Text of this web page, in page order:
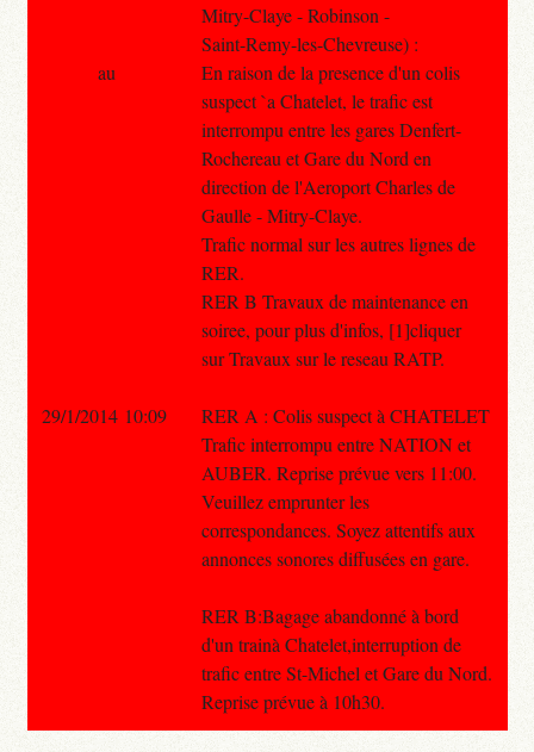
Mitry-Claye - Robinson -
Saint-Remy-les-Chevreuse) :
En raison de la presence d'un colis
suspect `a Chatelet, le trafic est
interrompu entre les gares Denfert-
Rochereau et Gare du Nord en
direction de l'Aeroport Charles de
Gaulle - Mitry-Claye.
Trafic normal sur les autres lignes de
RER.
RER B Travaux de maintenance en
soiree, pour plus d'infos, [1]cliquer
sur Travaux sur le reseau RATP.
RER A : Colis suspect à CHATELET
Trafic interrompu entre NATION et
AUBER. Reprise prévue vers 11:00.
Veuillez emprunter les
correspondances. Soyez attentifs aux
annonces sonores diffusées en gare.
RER B:Bagage abandonné à bord
d'un trainà Chatelet,interruption de
trafic entre St-Michel et Gare du Nord.
Reprise prévue à 10h30.
au
29/1/2014 10:09